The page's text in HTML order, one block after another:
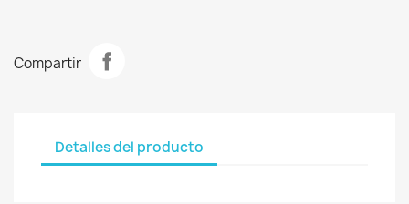
Compartir
Detalles del producto